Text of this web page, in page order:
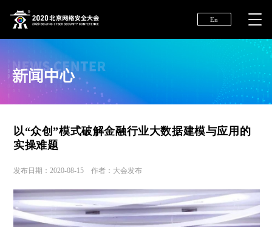
En
以“众创”模式破解金融行业大数据建模与应用的
实操难题
发布日期：2020-08-15 作者：大会发布